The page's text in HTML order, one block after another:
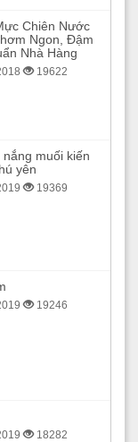
Chiên Nước
Ngon, Đậm
Nhà Hàng
19622
nắng muối kiến
yên
19369
19246
18282